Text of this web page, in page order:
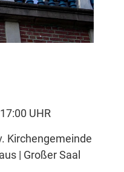
UHR
Kirchengemeinde
| Großer Saal